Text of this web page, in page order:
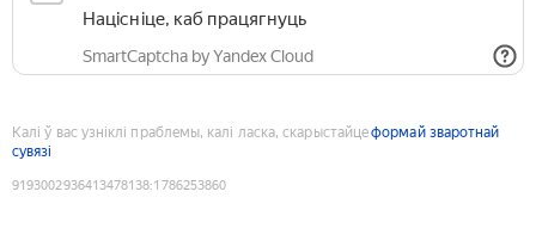
Націсніце, каб працягнуць
SmartCaptcha by Yandex Cloud
Калі ў вас узніклі праблемы, калі ласка, скарыстайцеформай зваротнай
сувязі
9193002936413478138:1786253860